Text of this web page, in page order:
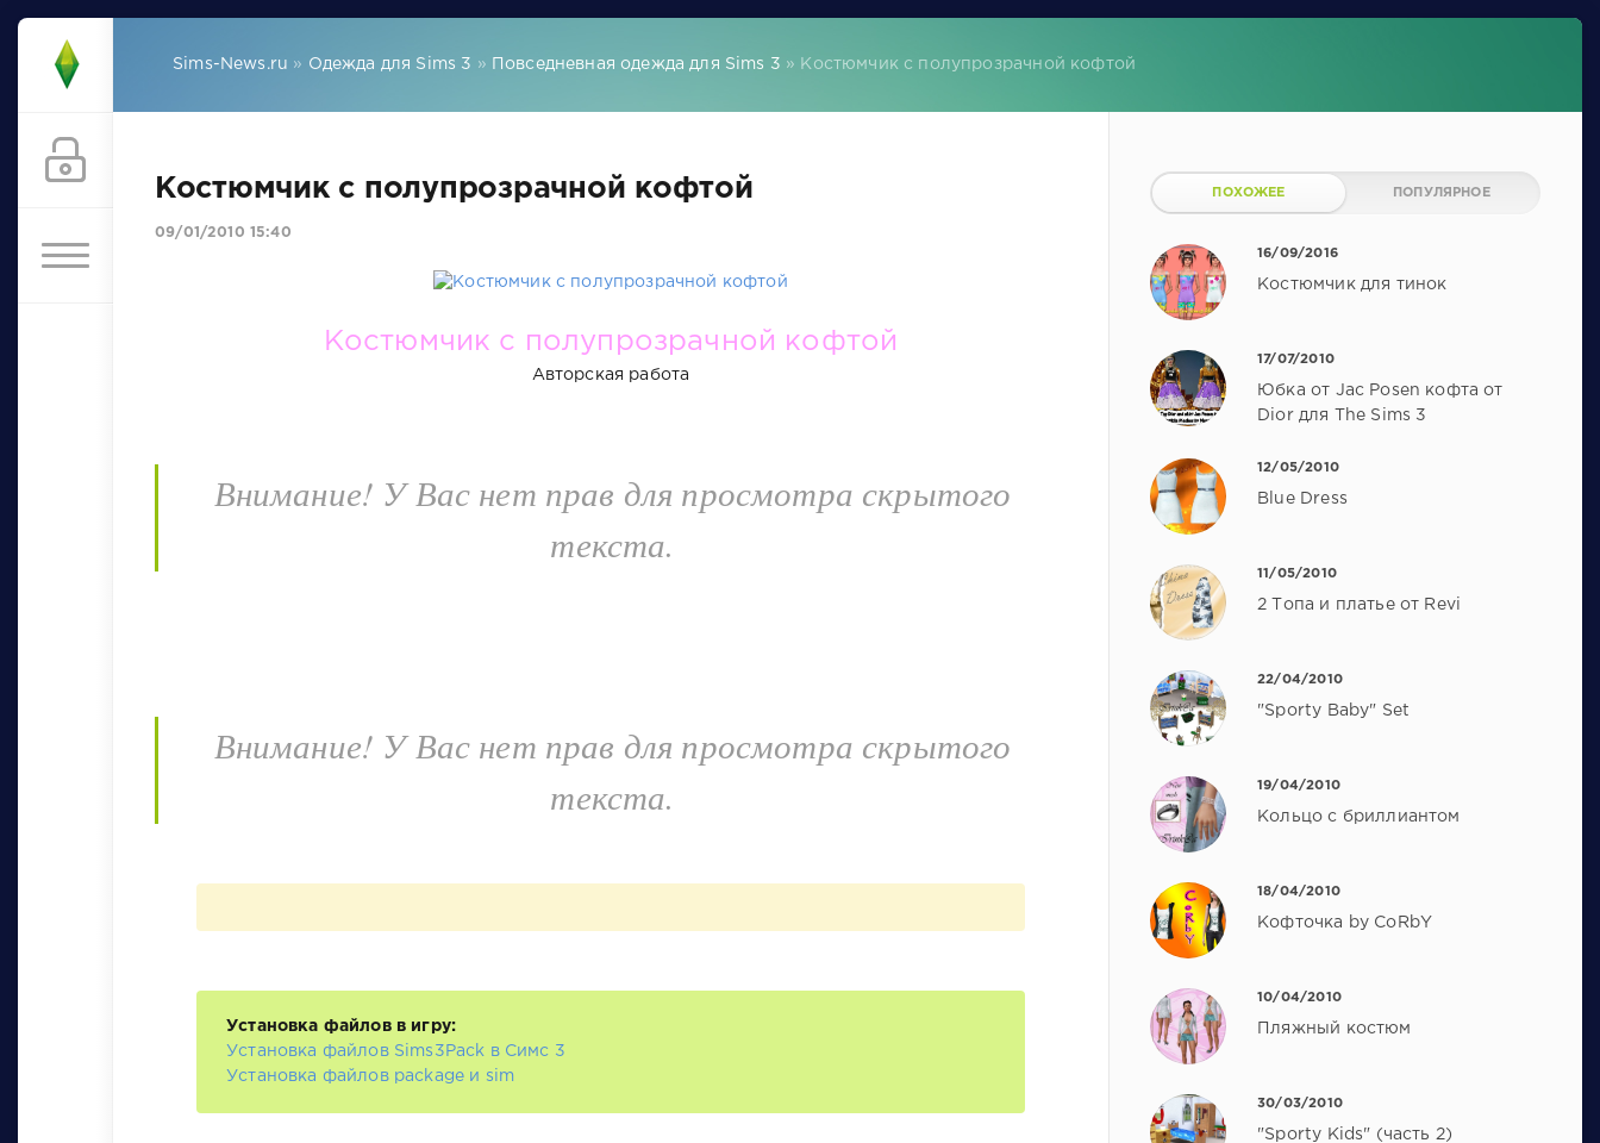
Sims-News.ru » Одежда для Sims 3 » Повседневная одежда для Sims 3 » Костюмчик с полупрозрачной кофтой
Костюмчик с полупрозрачной кофтой
09/01/2010 15:40
Костюмчик с полупрозрачной кофтой
Авторская работа
Внимание! У Вас нет прав для просмотра скрытого
текста.
Внимание! У Вас нет прав для просмотра скрытого
текста.
Установка файлов в игру:
Установка файлов Sims3Pack в Симс 3
Установка файлов package и sim
ПОХОЖЕЕ ПОПУЛЯРНОЕ
16/09/2016
Костюмчик для тинок
17/07/2010
Юбка от Jac Posen кофта от
Dior для The Sims 3
12/05/2010
Blue Dress
11/05/2010
2 Топа и платье от Revi
22/04/2010
"Sporty Baby" Set
19/04/2010
Кольцо с бриллиантом
18/04/2010
Кофточка by CoRbY
10/04/2010
Пляжный костюм
30/03/2010
"Sporty Kids" (часть 2)